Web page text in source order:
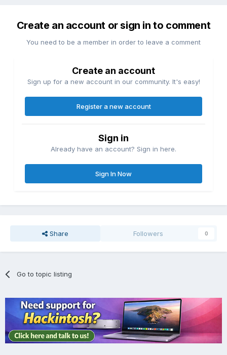
Create an account or sign in to comment
You need to be a member in order to leave a comment
Create an account
Sign up for a new account in our community. It's easy!
Register a new account
Sign in
Already have an account? Sign in here.
Sign In Now
Share Followers 0
Go to topic listing